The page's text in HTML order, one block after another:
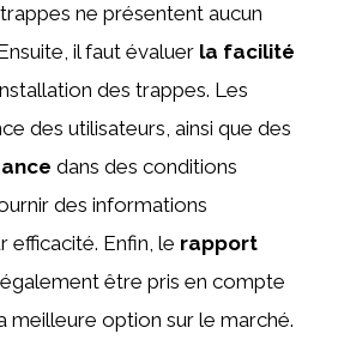
trappes ne présentent aucun
il faut évaluer la facilité
des trappes. Les
des utilisateurs, ainsi que des
dans des conditions
des informations
efficacité. Enfin, le rapport
être pris en compte
meilleure option sur le marché.